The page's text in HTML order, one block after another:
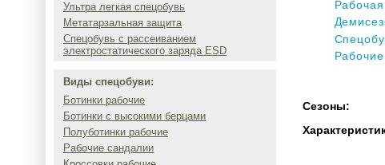
Ультра легкая спецобувь
Метатарзальная защита
Спецобувь с рассеиванием
электростатического заряда ESD
Виды спецобуви:
Ботинки рабочие
Ботинки с высокими берцами
Полуботинки рабочие
Рабочие сандалии
Сезоны: